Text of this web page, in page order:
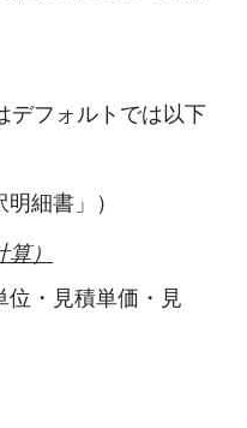
デフォルトでは以下
細書」）
算）
位・見積単価・見